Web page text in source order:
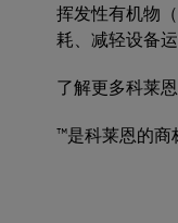
挥发性有机物
耗、减轻设备
了解更多科莱恩
™是科莱恩的商